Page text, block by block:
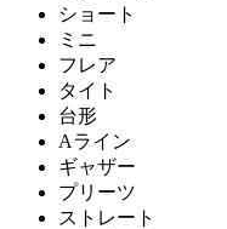
ショート
ミニ
フレア
タイト
台形
Aライン
ギャザー
プリーツ
ストレート